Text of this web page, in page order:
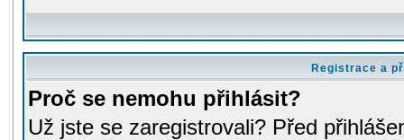
Registrace a
Proč se nemohu přihlásit?
Už jste se zaregistrovali? Před